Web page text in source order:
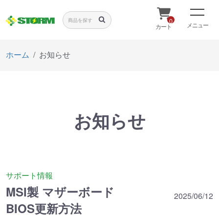
0
カート メニュー
ホーム お知らせ
お知らせ
サポート情報
MSI製 マザーボード
BIOS更新方法
2025/06/12